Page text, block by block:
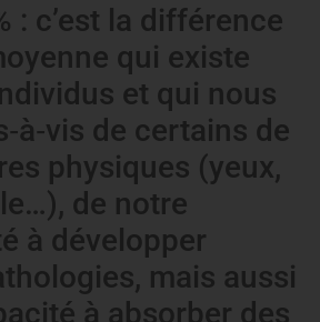
: c’est la différence
qui existe
et qui nous
de certains de
physiques (yeux,
de notre
à développer
mais aussi
à absorber des